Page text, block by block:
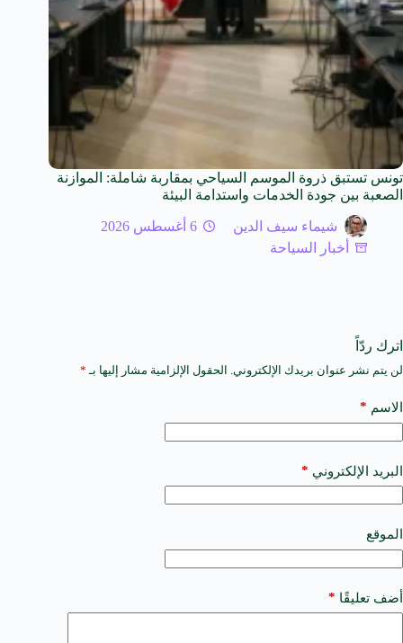
تونس تستبق ذروة الموسم السياحي بمقاربة شاملة: الموازنة
الصعبة بين جودة الخدمات واستدامة البيئة
شيماء سيف الدين
6 أغسطس 2026
أخبار السياحة
اترك ردّاً
لن يتم نشر عنوان بريدك الإلكتروني. الحقول الإلزامية مشار إليها بـ *
الاسم *
البريد الإلكتروني *
الموقع
أضف تعليقًا *
A
t
e
a
t
i
e
: